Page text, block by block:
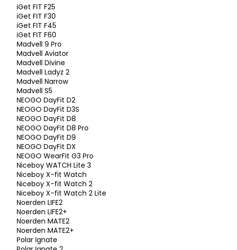
iGet FIT F25
iGet FIT F30
iGet FIT F45
iGet FIT F60
Madvell 9 Pro
Madvell Aviator
Madvell Divine
Madvell Ladyz 2
Madvell Narrow
Madvell S5
NEOGO DayFit D2
NEOGO DayFit D3S
NEOGO DayFit D8
NEOGO DayFit D8 Pro
NEOGO DayFit D9
NEOGO DayFit DX
NEOGO WearFit G3 Pro
Niceboy WATCH Lite 3
Niceboy X-fit Watch
Niceboy X-fit Watch 2
Niceboy X-fit Watch 2 Lite
Noerden LIFE2
Noerden LIFE2+
Noerden MATE2
Noerden MATE2+
Polar Ignate